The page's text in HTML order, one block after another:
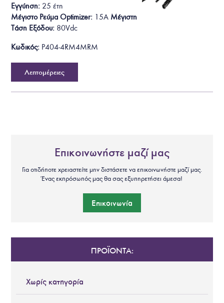
Εγγύηση: 25 έτη
Μέγιστο Ρεύμα Optimizer: 15A Μέγιστη
Τάση Εξόδου: 80Vdc
Κωδικός: P404-4RM4MRM
Λεπτομέρειες
Επικοινωνήστε μαζί μας
Για οτιδήποτε χρειαστείτε μην διστάσετε να επικοινωνήστε μαζί μας.
Ένας εκπρόσωπός μας θα σας εξυπηρετήσει άμεσα!
Επικοινωνία
ΠΡΟΪΟΝΤΑ:
Χωρίς κατηγορία